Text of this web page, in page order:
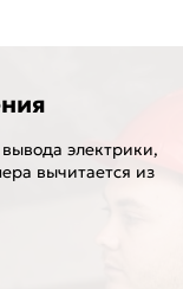
электрики,
вычитается из